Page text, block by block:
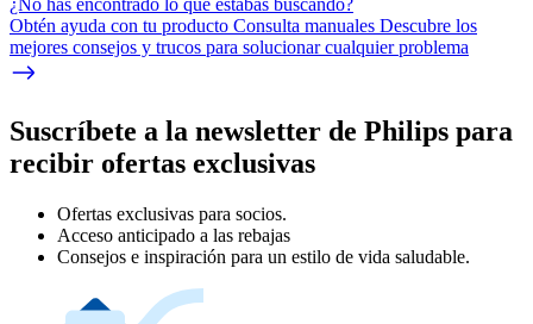
¿No has encontrado lo que estabas buscando?
Obtén ayuda con tu producto Consulta manuales Descubre los
mejores consejos y trucos para solucionar cualquier problema
Suscríbete a la newsletter de Philips para
recibir ofertas exclusivas
Ofertas exclusivas para socios.
Acceso anticipado a las rebajas
Consejos e inspiración para un estilo de vida saludable.